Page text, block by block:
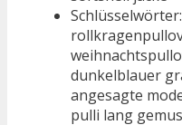
dunkelblauer
angesagte
pulli lang